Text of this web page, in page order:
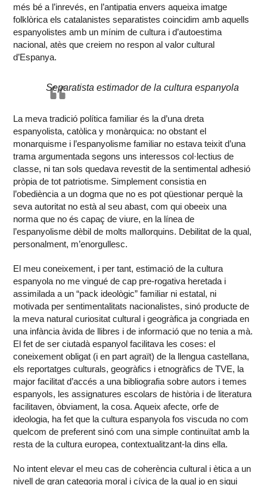
més bé a l’inrevés, en l’antipatia envers aqueixa imatge
folklòrica els catalanistes separatistes coincidim amb aquells
espanyolistes amb un mínim de cultura i d’autoestima
nacional, atès que creiem no respon al valor cultural
d’Espanya.
Separatista estimador de la cultura espanyola
La meva tradició política familiar és la d’una dreta
espanyolista, catòlica y monàrquica: no obstant el
monarquisme i l’espanyolisme familiar no estava teixit d’una
trama argumentada segons uns interessos col·lectius de
classe, ni tan sols quedava revestit de la sentimental adhesió
pròpia de tot patriotisme. Simplement consistia en
l’obediència a un dogma que no es pot qüestionar perquè la
seva autoritat no està al seu abast, com qui obeeix una
norma que no és capaç de viure, en la línea de
l’espanyolisme dèbil de molts mallorquins. Debilitat de la qual,
personalment, m’enorgullesc.
El meu coneixement, i per tant, estimació de la cultura
espanyola no me vingué de cap pre-rogativa heretada i
assimilada a un “pack ideològic” familiar ni estatal, ni
motivada per sentimentalitats nacionalistes, sinó producte de
la meva natural curiositat cultural i geogràfica ja congriada en
una infància àvida de llibres i de informació que no tenia a mà.
El fet de ser ciutadà espanyol facilitava les coses: el
coneixement obligat (i en part agraït) de la llengua castellana,
els reportatges culturals, geogràfics i etnogràfics de TVE, la
major facilitat d’accés a una bibliografia sobre autors i temes
espanyols, les assignatures escolars de història i de literatura
facilitaven, òbviament, la cosa. Aqueix afecte, orfe de
ideologia, ha fet que la cultura espanyola fos viscuda no com
quelcom de preferent sinó com una simple continuïtat amb la
resta de la cultura europea, contextualitzant-la dins ella.
No intent elevar el meu cas de coherència cultural i ètica a un
nivell de gran categoria moral i cívica de la qual jo en sigui